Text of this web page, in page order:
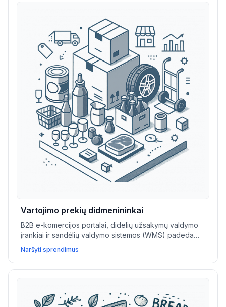
Vartojimo prekių didmenininkai
B2B e-komercijos portalai, didelių užsakymų valdymo
įrankiai ir sandėlių valdymo sistemos (WMS) padeda
didmenininkams didinti operacijas ir aptarnauti
pagrindines verslo sąskaitas.
Naršyti sprendimus